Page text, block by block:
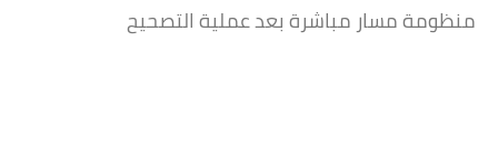
منظومة مسار مباشرة بعد عملية التصحيح